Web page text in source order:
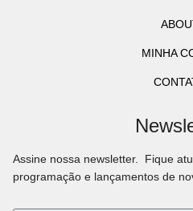
MINHA
Assine nossa newsletter. Fique
programação e lançamentos de